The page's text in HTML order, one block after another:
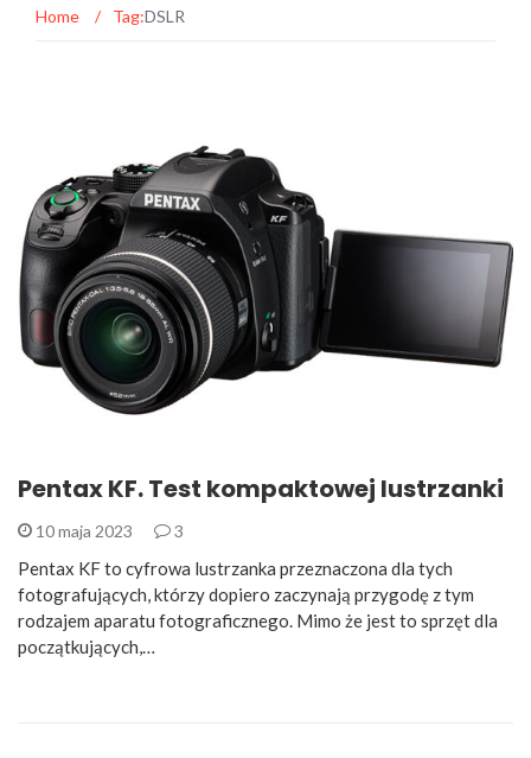
Home / Tag:DSLR
Pentax KF. Test kompaktowej lustrzanki
10 maja 2023 3
Pentax KF to cyfrowa lustrzanka przeznaczona dla tych
fotografujących, którzy dopiero zaczynają przygodę z tym
rodzajem aparatu fotograficznego. Mimo że jest to sprzęt dla
początkujących,…